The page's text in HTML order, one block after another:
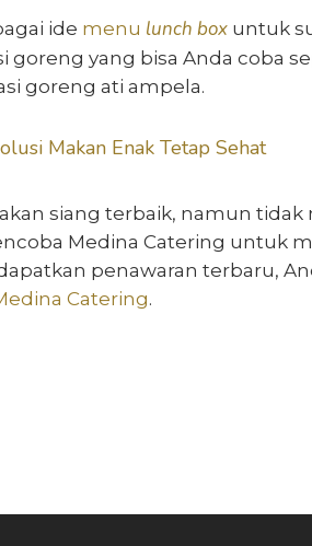
ide menu lunch box untuk
goreng yang bisa Anda coba
goreng ati ampela.
Makan Enak Tetap Sehat
siang terbaik, namun
Medina Catering untuk
penawaran terbaru,
Catering.